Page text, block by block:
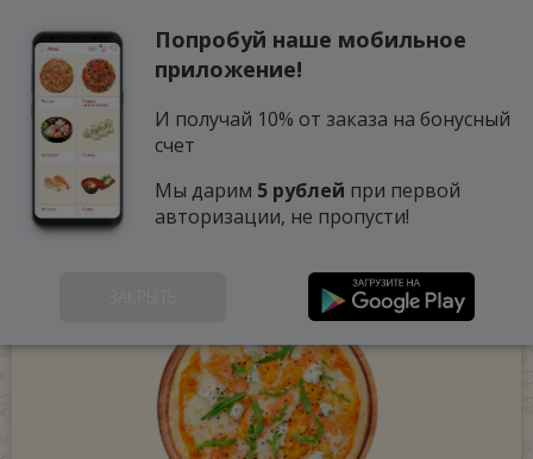
Попробуй наше мобильное
приложение!
И получай 10% от заказа на бонусный
счет
Мы дарим 5 рублей при первой
авторизации, не пропусти!